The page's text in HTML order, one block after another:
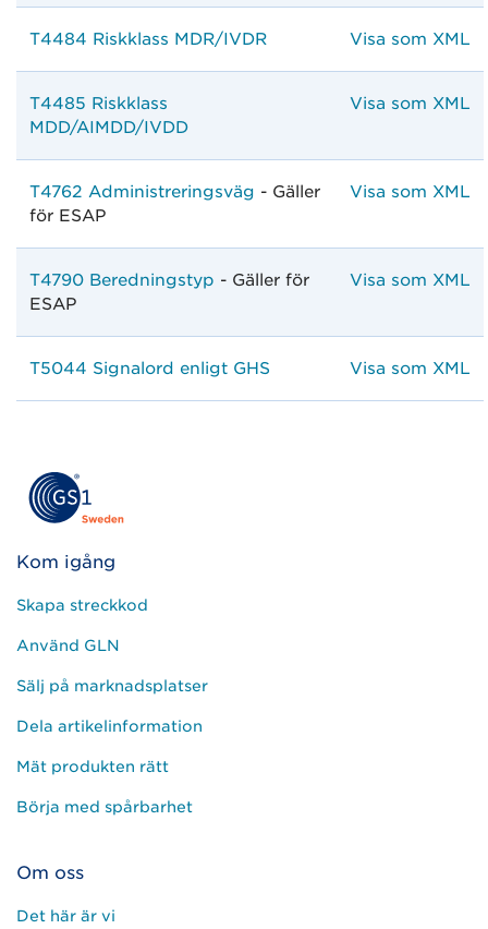
T4484 Riskklass MDR/IVDR Visa som XML
T4485 Riskklass
MDD/AIMDD/IVDD
Visa som XML
T4762 Administreringsväg - Gäller
för ESAP
Visa som XML
T4790 Beredningstyp - Gäller för
ESAP
Visa som XML
T5044 Signalord enligt GHS Visa som XML
Kom igång
Skapa streckkod
Använd GLN
Sälj på marknadsplatser
Dela artikelinformation
Mät produkten rätt
Börja med spårbarhet
Om oss
Det här är vi